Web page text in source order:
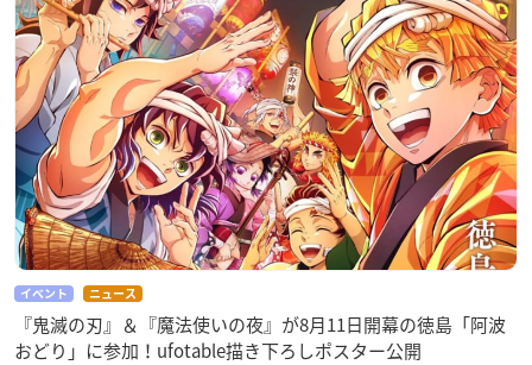
どるふろ -癒し編-
M4A1
俺を好きなのはお前
だけかよ
三色院董子（パンジ
ー）
ソードアート・オン
ライン アリシゼーシ
ョン War of Under
world
イベント ニュース
『鬼滅の刃』＆『魔法使いの夜』が8月11日開幕の徳島「阿波
おどり」に参加！ufotable描き下ろしポスター公開